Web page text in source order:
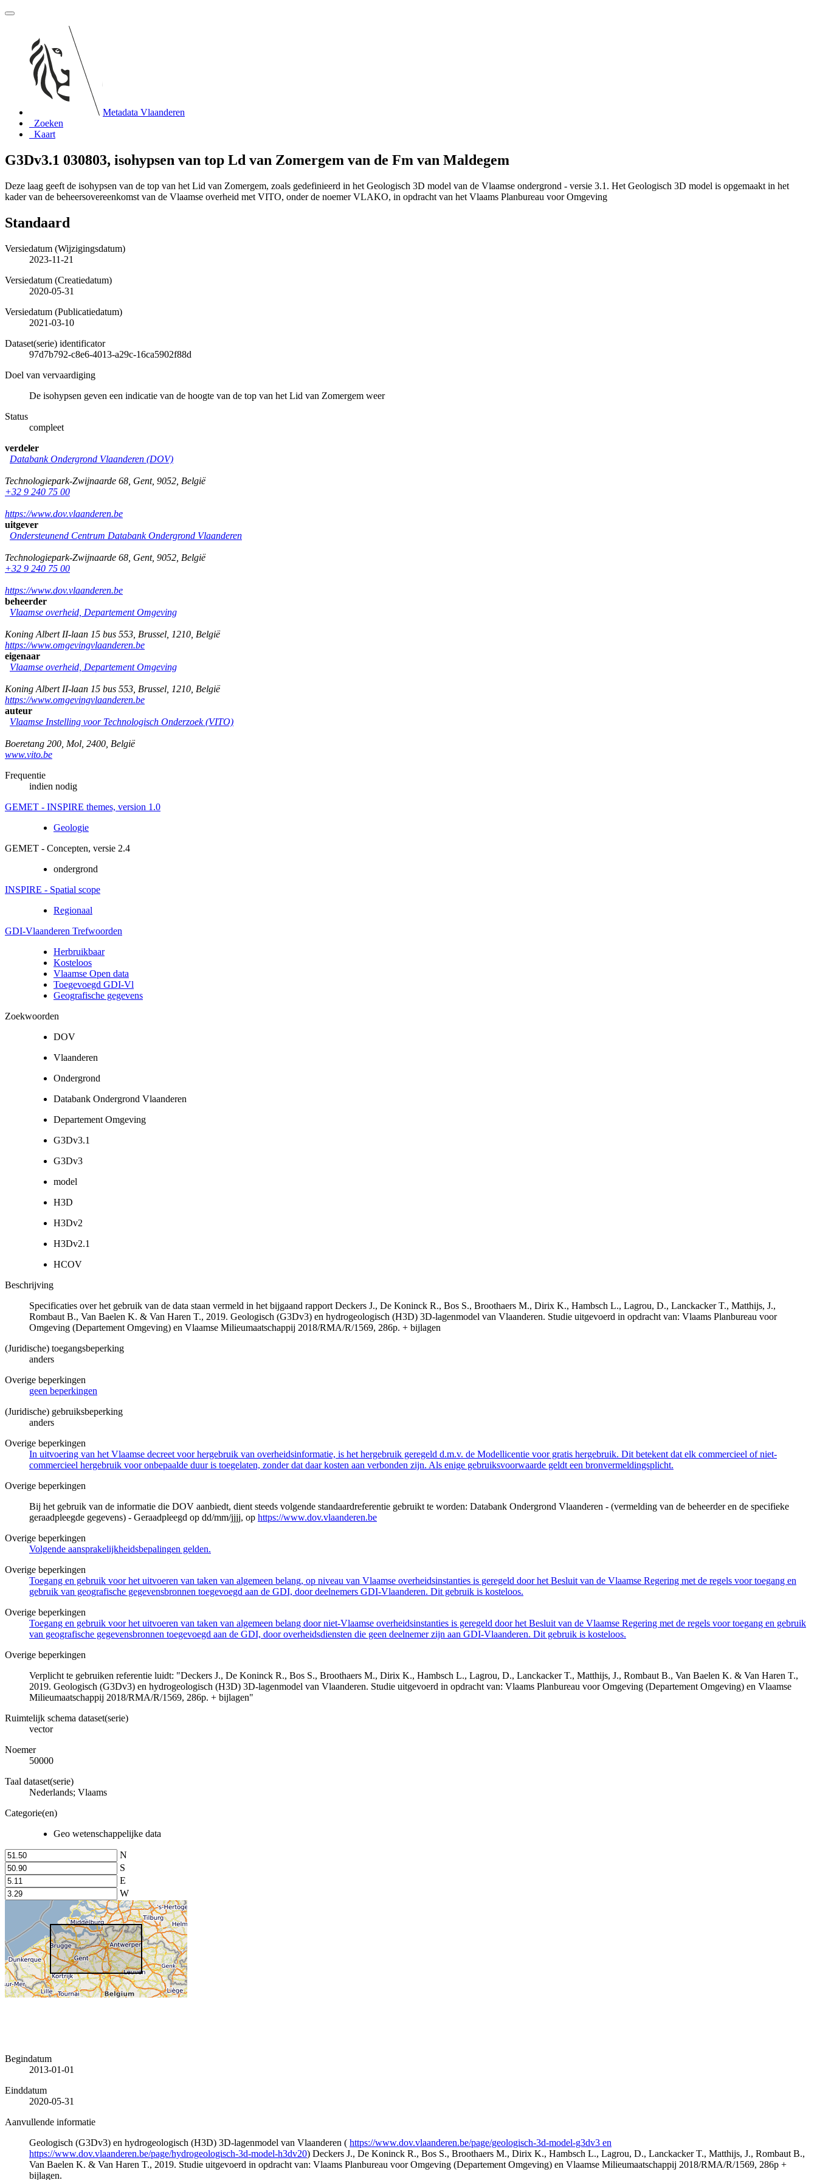
Metadata Vlaanderen
Zoeken
Kaart
G3Dv3.1 030803, isohypsen van top Ld van Zomergem van de Fm van Maldegem
Deze laag geeft de isohypsen van de top van het Lid van Zomergem, zoals gedefinieerd in het Geologisch 3D model van de Vlaamse ondergrond - versie 3.1. Het Geologisch 3D model is opgemaakt in het
kader van de beheersovereenkomst van de Vlaamse overheid met VITO, onder de noemer VLAKO, in opdracht van het Vlaams Planbureau voor Omgeving
Standaard
Versiedatum (Wijzigingsdatum)
2023-11-21
Versiedatum (Creatiedatum)
2020-05-31
Versiedatum (Publicatiedatum)
2021-03-10
Dataset(serie) identificator
97d7b792-c8e6-4013-a29c-16ca5902f88d
Doel van vervaardiging
De isohypsen geven een indicatie van de hoogte van de top van het Lid van Zomergem weer
Status
compleet
verdeler
Databank Ondergrond Vlaanderen (DOV)
Technologiepark-Zwijnaarde 68 Gent, 9052 België
+32 9 240 75 00
https://www.dov.vlaanderen.be
uitgever
Ondersteunend Centrum Databank Ondergrond Vlaanderen
Technologiepark-Zwijnaarde 68 Gent, 9052 België
+32 9 240 75 00
https://www.dov.vlaanderen.be
beheerder
Vlaamse overheid, Departement Omgeving
Koning Albert II-laan 15 bus 553 Brussel 1210 België
https://www.omgevingvlaanderen.be
eigenaar
Vlaamse overheid, Departement Omgeving
Koning Albert II-laan 15 bus 553 Brussel 1210 België
https://www.omgevingvlaanderen.be
auteur
Vlaamse Instelling voor Technologisch Onderzoek (VITO)
Boeretang 200 Mol 2400 België
www.vito.be
Frequentie
indien nodig
GEMET - INSPIRE themes, version 1.0
Geologie
GEMET - Concepten, versie 2.4
ondergrond
INSPIRE - Spatial scope
Regionaal
GDI-Vlaanderen Trefwoorden
Herbruikbaar
Kosteloos
Vlaamse Open data
Toegevoegd GDI-Vl
Geografische gegevens
Zoekwoorden
DOV
Vlaanderen
Ondergrond
Databank Ondergrond Vlaanderen
Departement Omgeving
G3Dv3.1
G3Dv3
model
H3D
H3Dv2
H3Dv2.1
HCOV
Beschrijving
Specificaties over het gebruik van de data staan vermeld in het bijgaand rapport Deckers J., De Koninck R., Bos S., Broothaers M., Dirix K., Hambsch L., Lagrou, D., Lanckacker T., Matthijs, J.,
Rombaut B., Van Baelen K. & Van Haren T., 2019. Geologisch (G3Dv3) en hydrogeologisch (H3D) 3D-lagenmodel van Vlaanderen. Studie uitgevoerd in opdracht van: Vlaams Planbureau voor
Omgeving (Departement Omgeving) en Vlaamse Milieumaatschappij 2018/RMA/R/1569, 286p. + bijlagen
(Juridische) toegangsbeperking
anders
Overige beperkingen
geen beperkingen
(Juridische) gebruiksbeperking
anders
Overige beperkingen
In uitvoering van het Vlaamse decreet voor hergebruik van overheidsinformatie, is het hergebruik geregeld d.m.v. de Modellicentie voor gratis hergebruik. Dit betekent dat elk commercieel of niet-
commercieel hergebruik voor onbepaalde duur is toegelaten, zonder dat daar kosten aan verbonden zijn. Als enige gebruiksvoorwaarde geldt een bronvermeldingsplicht.
Overige beperkingen
Bij het gebruik van de informatie die DOV aanbiedt, dient steeds volgende standaardreferentie gebruikt te worden: Databank Ondergrond Vlaanderen - (vermelding van de beheerder en de specifieke
geraadpleegde gegevens) - Geraadpleegd op dd/mm/jjjj, op https://www.dov.vlaanderen.be
Overige beperkingen
Volgende aansprakelijkheidsbepalingen gelden.
Overige beperkingen
Toegang en gebruik voor het uitvoeren van taken van algemeen belang, op niveau van Vlaamse overheidsinstanties is geregeld door het Besluit van de Vlaamse Regering met de regels voor toegang en
gebruik van geografische gegevensbronnen toegevoegd aan de GDI, door deelnemers GDI-Vlaanderen. Dit gebruik is kosteloos.
Overige beperkingen
Toegang en gebruik voor het uitvoeren van taken van algemeen belang door niet-Vlaamse overheidsinstanties is geregeld door het Besluit van de Vlaamse Regering met de regels voor toegang en gebruik
van geografische gegevensbronnen toegevoegd aan de GDI, door overheidsdiensten die geen deelnemer zijn aan GDI-Vlaanderen. Dit gebruik is kosteloos.
Overige beperkingen
Verplicht te gebruiken referentie luidt: "Deckers J., De Koninck R., Bos S., Broothaers M., Dirix K., Hambsch L., Lagrou, D., Lanckacker T., Matthijs, J., Rombaut B., Van Baelen K. & Van Haren T.,
2019. Geologisch (G3Dv3) en hydrogeologisch (H3D) 3D-lagenmodel van Vlaanderen. Studie uitgevoerd in opdracht van: Vlaams Planbureau voor Omgeving (Departement Omgeving) en Vlaamse
Milieumaatschappij 2018/RMA/R/1569, 286p. + bijlagen"
Ruimtelijk schema dataset(serie)
vector
Noemer
50000
Taal dataset(serie)
Nederlands; Vlaams
Categorie(en)
Geo wetenschappelijke data
N
S
E
W
Begindatum
2013-01-01
Einddatum
2020-05-31
Aanvullende informatie
Geologisch (G3Dv3) en hydrogeologisch (H3D) 3D-lagenmodel van Vlaanderen ( https://www.dov.vlaanderen.be/page/geologisch-3d-model-g3dv3 en
https://www.dov.vlaanderen.be/page/hydrogeologisch-3d-model-h3dv20) Deckers J., De Koninck R., Bos S., Broothaers M., Dirix K., Hambsch L., Lagrou, D., Lanckacker T., Matthijs, J., Rombaut B.,
Van Baelen K. & Van Haren T., 2019. Studie uitgevoerd in opdracht van: Vlaams Planbureau voor Omgeving (Departement Omgeving) en Vlaamse Milieumaatschappij 2018/RMA/R/1569, 286p +
bijlagen.